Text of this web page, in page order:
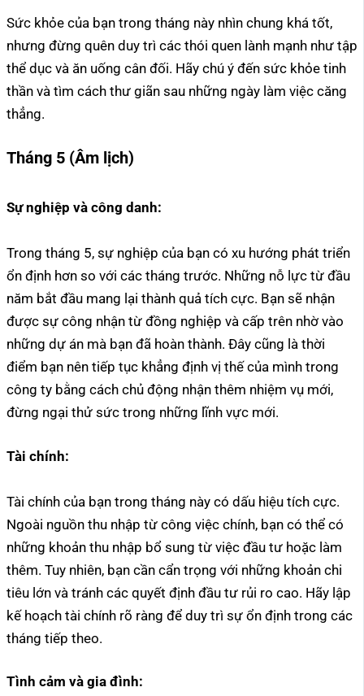
Sức khỏe của bạn trong tháng này nhìn chung khá tốt,
nhưng đừng quên duy trì các thói quen lành mạnh như tập
thể dục và ăn uống cân đối. Hãy chú ý đến sức khỏe tinh
thần và tìm cách thư giãn sau những ngày làm việc căng
thẳng.
Tháng 5 (Âm lịch)
Sự nghiệp và công danh:
Trong tháng 5, sự nghiệp của bạn có xu hướng phát triển
ổn định hơn so với các tháng trước. Những nỗ lực từ đầu
năm bắt đầu mang lại thành quả tích cực. Bạn sẽ nhận
được sự công nhận từ đồng nghiệp và cấp trên nhờ vào
những dự án mà bạn đã hoàn thành. Đây cũng là thời
điểm bạn nên tiếp tục khẳng định vị thế của mình trong
công ty bằng cách chủ động nhận thêm nhiệm vụ mới,
đừng ngại thử sức trong những lĩnh vực mới.
Tài chính:
Tài chính của bạn trong tháng này có dấu hiệu tích cực.
Ngoài nguồn thu nhập từ công việc chính, bạn có thể có
những khoản thu nhập bổ sung từ việc đầu tư hoặc làm
thêm. Tuy nhiên, bạn cần cẩn trọng với những khoản chi
tiêu lớn và tránh các quyết định đầu tư rủi ro cao. Hãy lập
kế hoạch tài chính rõ ràng để duy trì sự ổn định trong các
tháng tiếp theo.
Tình cảm và gia đình: